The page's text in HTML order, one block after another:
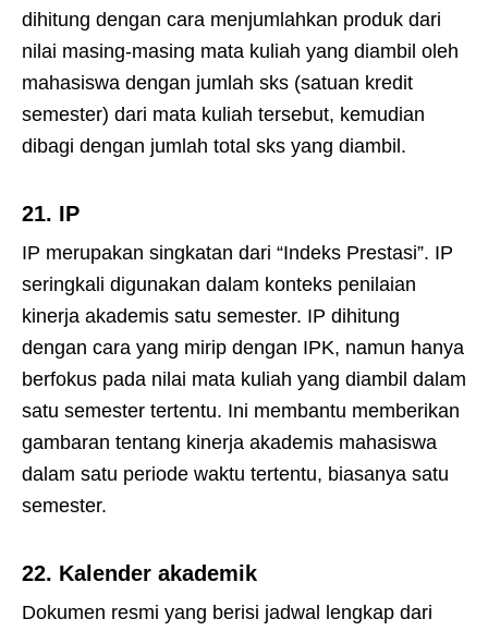
dihitung dengan cara menjumlahkan produk dari
nilai masing-masing mata kuliah yang diambil oleh
mahasiswa dengan jumlah sks (satuan kredit
semester) dari mata kuliah tersebut, kemudian
dibagi dengan jumlah total sks yang diambil.
21. IP
IP merupakan singkatan dari “Indeks Prestasi”. IP
seringkali digunakan dalam konteks penilaian
kinerja akademis satu semester. IP dihitung
dengan cara yang mirip dengan IPK, namun hanya
berfokus pada nilai mata kuliah yang diambil dalam
satu semester tertentu. Ini membantu memberikan
gambaran tentang kinerja akademis mahasiswa
dalam satu periode waktu tertentu, biasanya satu
semester.
22. Kalender akademik
Dokumen resmi yang berisi jadwal lengkap dari